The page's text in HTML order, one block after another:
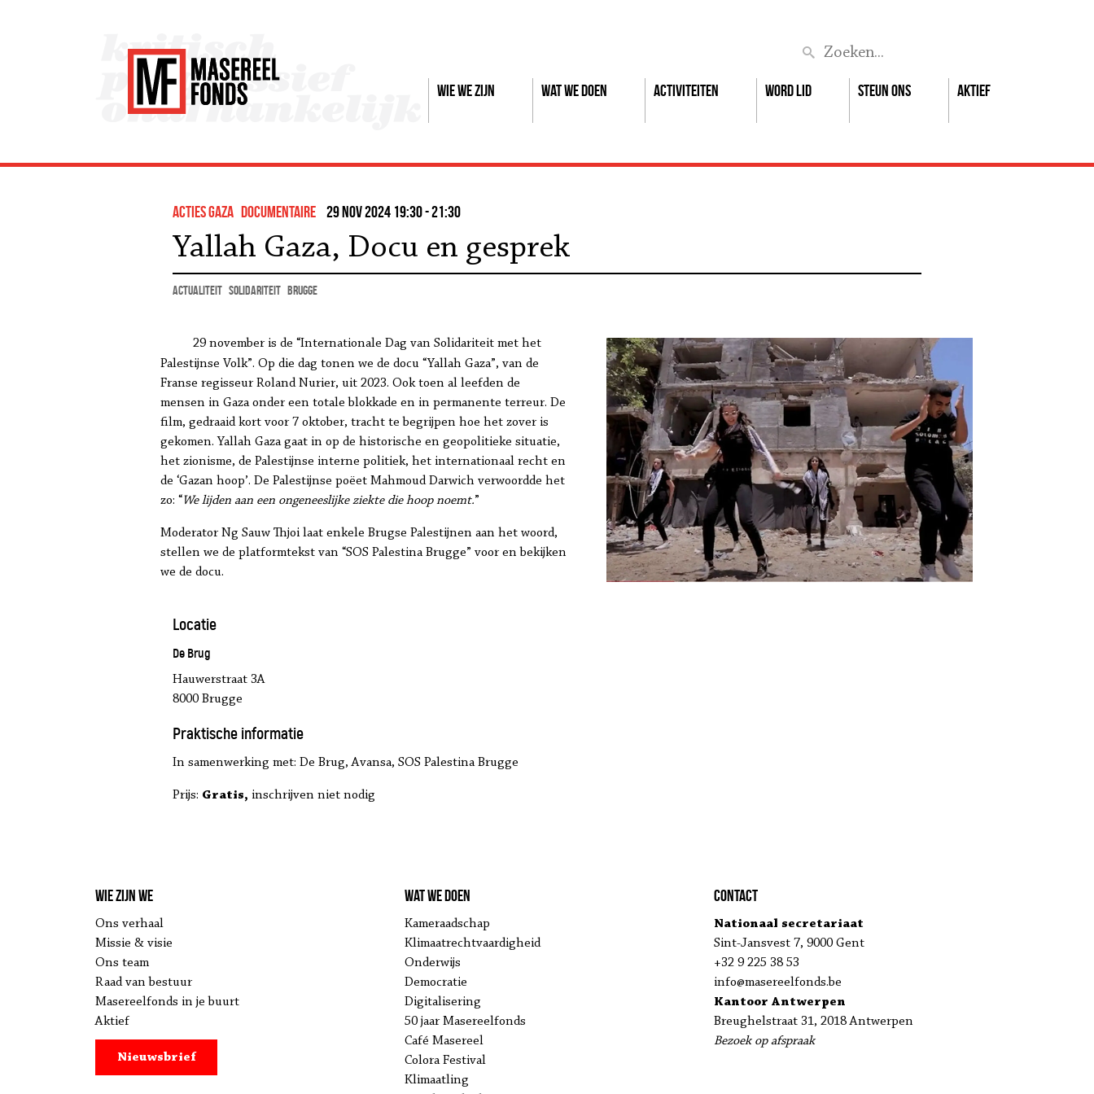
Wie we zijn Wat we doen Activiteiten Word lid Steun ons Aktief
Acties Gaza documentaire 29 nov 2024 19:30 - 21:30
Yallah Gaza, Docu en gesprek
actualiteit solidariteit Brugge
29 november is de “Internationale Dag van Solidariteit met het
Palestijnse Volk”. Op die dag tonen we de docu “Yallah Gaza”, van de
Franse regisseur Roland Nurier, uit 2023. Ook toen al leefden de
mensen in Gaza onder een totale blokkade en in permanente terreur. De
film, gedraaid kort voor 7 oktober, tracht te begrijpen hoe het zover is
gekomen. Yallah Gaza gaat in op de historische en geopolitieke situatie,
het zionisme, de Palestijnse interne politiek, het internationaal recht en
de ‘Gazan hoop’. De Palestijnse poëet Mahmoud Darwich verwoordde het
zo: “We lijden aan een ongeneeslijke ziekte die hoop noemt.”
Moderator Ng Sauw Thjoi laat enkele Brugse Palestijnen aan het woord,
stellen we de platformtekst van “SOS Palestina Brugge” voor en bekijken
we de docu.
Locatie
De Brug
Hauwerstraat 3A
8000 Brugge
Praktische informatie
In samenwerking met: De Brug, Avansa, SOS Palestina Brugge
Prijs: Gratis, inschrijven niet nodig
Wie zijn we
Ons verhaal
Missie & visie
Ons team
Raad van bestuur
Masereelfonds in je buurt
Aktief
Nieuwsbrief
Wat we doen
Kameraadschap
Klimaatrechtvaardigheid
Onderwijs
Democratie
Digitalisering
50 jaar Masereelfonds
Café Masereel
Colora Festival
Klimaatling
Contact
Nationaal secretariaat
Sint-Jansvest 7, 9000 Gent
+32 9 225 38 53
info@masereelfonds.be
Kantoor Antwerpen
Breughelstraat 31, 2018 Antwerpen
Bezoek op afspraak